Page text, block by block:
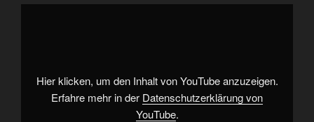
„LELEK
Vienna
winning
Hier klicken, um den Inhalt von YouTube anzuzeigen.
Erfahre mehr in der Datenschutzerklärung von
YouTube.